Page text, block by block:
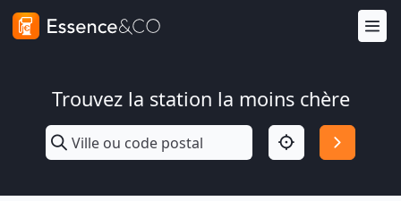
Trouvez la station la moins chère